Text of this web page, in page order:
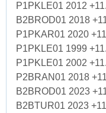
P1PKLE01 2012
B2BROD01 2018
P1PKAR01 2020
P1PKLE01 1999
P1PKLE01 2002
P2BRAN01 2018
B2BROD01 2023
B2BTUR01 2023